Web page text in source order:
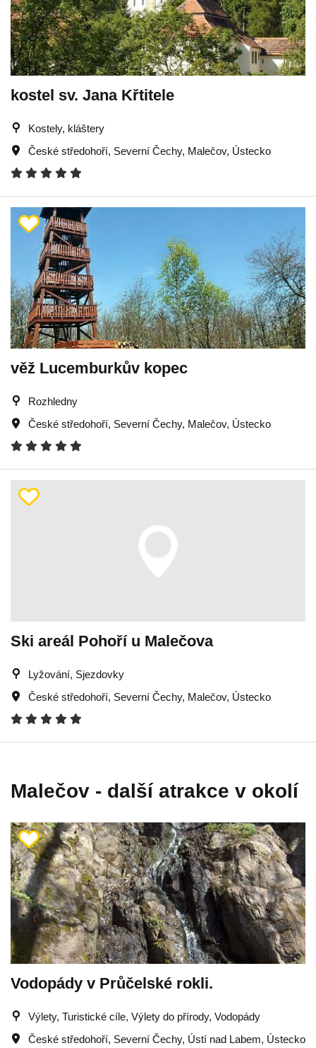
kostel sv. Jana Křtitele
Kostely, kláštery
České středohoří, Severní Čechy, Malečov, Ústecko
věž Lucemburkův kopec
Rozhledny
České středohoří, Severní Čechy, Malečov, Ústecko
Ski areál Pohoří u Malečova
Lyžování, Sjezdovky
České středohoří, Severní Čechy, Malečov, Ústecko
Malečov - další atrakce v okolí
Vodopády v Průčelské rokli.
Výlety, Turistické cíle, Výlety do přírody, Vodopády
České středohoří, Severní Čechy, Ústí nad Labem, Ústecko